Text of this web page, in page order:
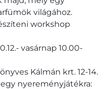
világához.
workshop
vasárnap 10.00-
Kálmán krt. 12-14.
nyereményjátékra: